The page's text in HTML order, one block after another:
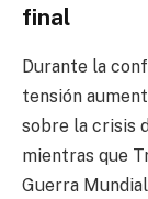
final
Durante la
tensión
sobre la crisis
mientras que
Guerra